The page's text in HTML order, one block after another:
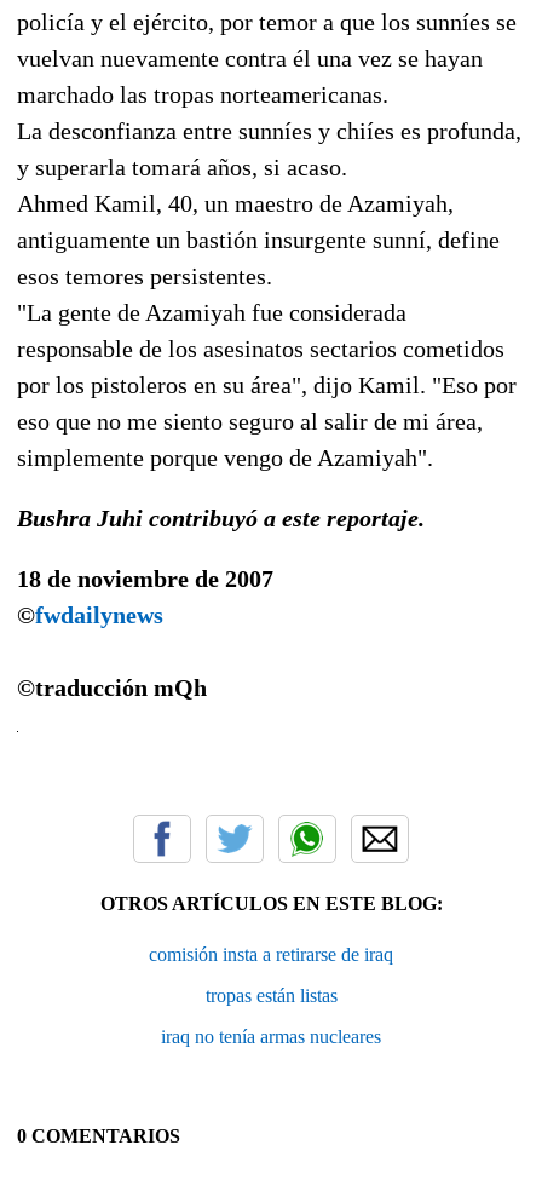
policía y el ejército, por temor a que los sunníes se
vuelvan nuevamente contra él una vez se hayan
marchado las tropas norteamericanas.
La desconfianza entre sunníes y chiíes es profunda,
y superarla tomará años, si acaso.
Ahmed Kamil, 40, un maestro de Azamiyah,
antiguamente un bastión insurgente sunní, define
esos temores persistentes.
"La gente de Azamiyah fue considerada
responsable de los asesinatos sectarios cometidos
por los pistoleros en su área", dijo Kamil. "Eso por
eso que no me siento seguro al salir de mi área,
simplemente porque vengo de Azamiyah".
Bushra Juhi contribuyó a este reportaje.
18 de noviembre de 2007
©fwdailynews
©traducción mQh
OTROS ARTÍCULOS EN ESTE BLOG:
comisión insta a retirarse de iraq
tropas están listas
iraq no tenía armas nucleares
0 COMENTARIOS